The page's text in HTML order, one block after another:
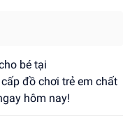
bé tại
đồ chơi trẻ em chất
hôm nay!